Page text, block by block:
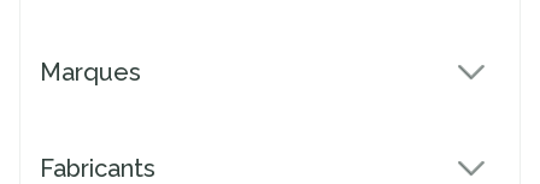
Marques
Fabricants